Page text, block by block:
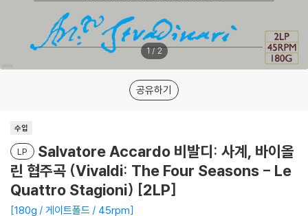
1/2
공유하기
수입
LP
Salvatore Accardo 비발디: 사계, 바이올
린 협주곡 (Vivaldi: The Four Seasons - Le
Quattro Stagioni) [2LP]
180g / 게이트폴드 / 45rpm